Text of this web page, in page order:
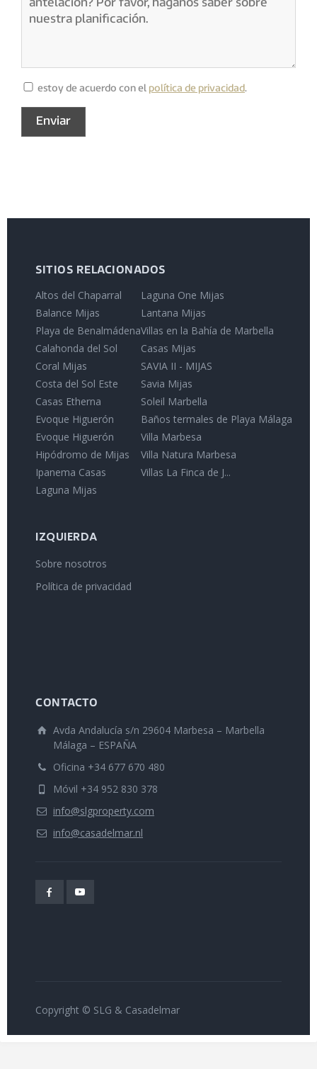
estoy de acuerdo con el política de privacidad.
SITIOS RELACIONADOS
Altos del Chaparral
Balance Mijas
Playa de Benalmádena
Calahonda del Sol
Coral Mijas
Costa del Sol Este
Casas Etherna
Evoque Higuerón
Evoque Higuerón
Hipódromo de Mijas
Ipanema Casas
Laguna Mijas
Laguna One Mijas
Lantana Mijas
Villas en la Bahía de Marbella
Casas Mijas
SAVIA II - MIJAS
Savia Mijas
Soleil Marbella
Baños termales de Playa Málaga
Villa Marbesa
Villa Natura Marbesa
Villas La Finca de J...
IZQUIERDA
Sobre nosotros
Política de privacidad
CONTACTO
Avda Andalucía s/n 29604 Marbesa – Marbella
Málaga – ESPAÑA
Oficina +34 677 670 480
Móvil +34 952 830 378
info@slgproperty.com
info@casadelmar.nl
Copyright © SLG & Casadelmar